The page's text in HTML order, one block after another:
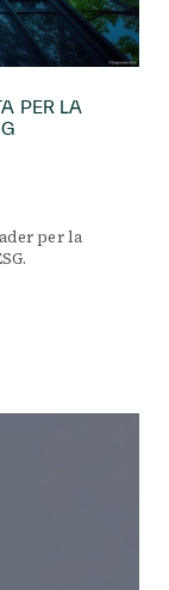
PER LA
per la